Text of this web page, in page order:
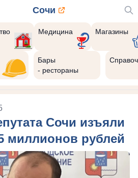
Сочи
Медицина Магазины
Бары
- рестораны
Сочи изъяли
миллионов рублей